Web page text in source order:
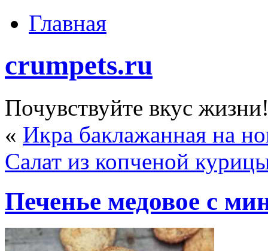
Главная
crumpets.ru
Почувствуйте вкус
« Икра баклажанная на
Салат из копченой
Печенье медовое с